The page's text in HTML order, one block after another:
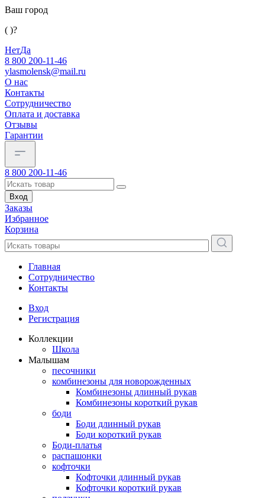
Ваш город
( )?
НетДа
8 800 200-11-46
ylasmolensk@mail.ru
О нас
Контакты
Сотрудничество
Оплата и доставка
Отзывы
Гарантии
8 800 200-11-46
Вход
Заказы
Избранное
Корзина
Главная
Сотрудничество
Контакты
Вход
Регистрация
Коллекции
Школа
Малышам
песочники
комбинезоны для новорожденных
Комбинезоны длинный рукав
Комбинезоны короткий рукав
боди
Боди длинный рукав
Боди короткий рукав
Боди-платья
распашонки
кофточки
Кофточки длинный рукав
Кофточки короткий рукав